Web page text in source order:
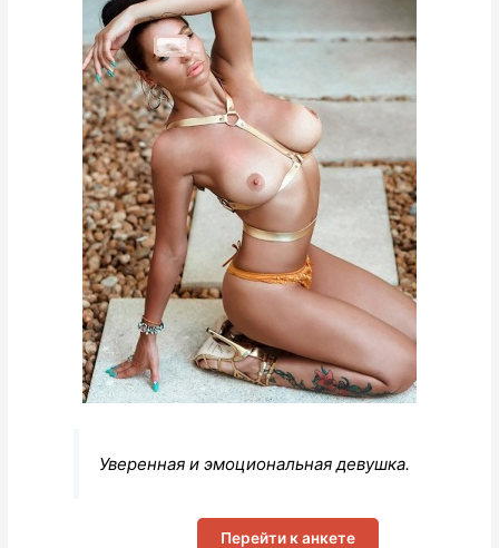
Уверенная и эмоциональная девушка.
Перейти к анкете